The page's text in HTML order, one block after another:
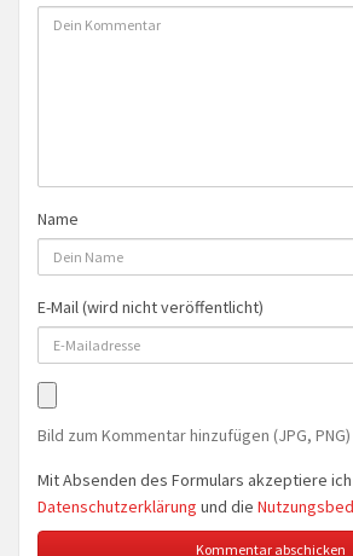
Name
E-Mail (wird nicht veröffentlicht)
Bild zum Kommentar hinzufügen (JPG, PNG)
Mit Absenden des Formulars akzeptiere
Datenschutzerklärung und die